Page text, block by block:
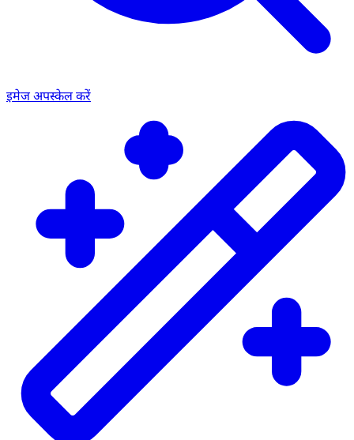
इमेज अपस्केल करें